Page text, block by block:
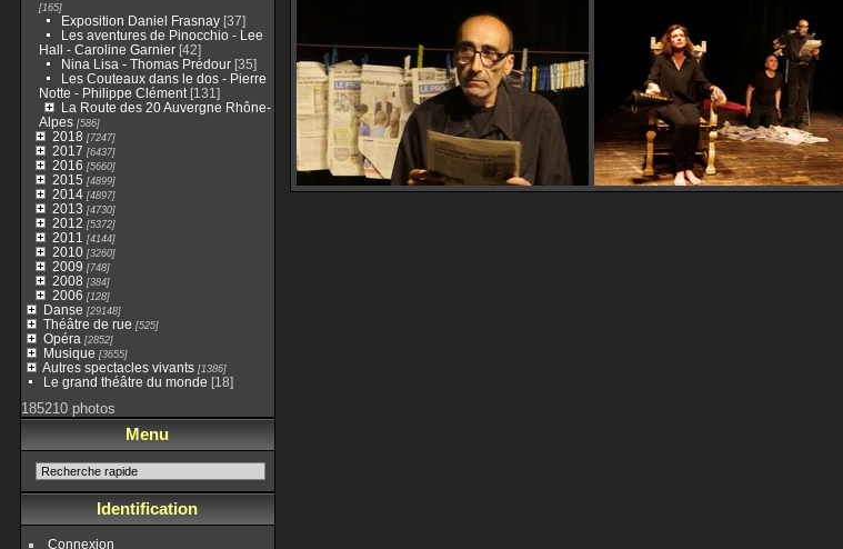
[165]
Exposition Daniel Frasnay[37]
Les aventures de Pinocchio - Lee
Hall - Caroline Garnier [42]
Nina Lisa - Thomas Prédour[35]
Les Couteaux dans le dos - Pierre
Notte - Philippe Clément[131]
La Route des 20 Auvergne Rhône-
Alpes[586]
2018 [7247]
2017 [6437]
2016 [5660]
2015 [4899]
2014[4897]
2013 [4730]
2012 [5372]
2011 [4144]
2010[3260]
2009 [748]
2008 [384]
2006 [128]
Danse [29148]
Théâtre de rue [525]
Opéra [2852]
Musique [3655]
Autres spectacles vivants[1386]
Le grand théâtre du monde [18]
185210 photos
Menu
Identification
Connexion